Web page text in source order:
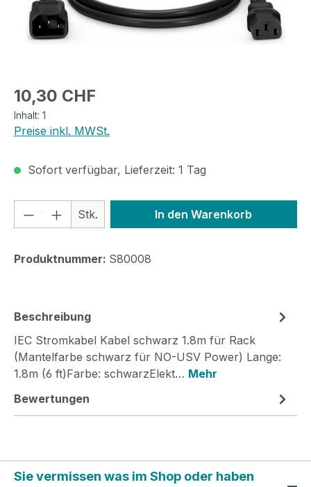
Regulärer Preis:
10,30 CHF
Inhalt: 1
Preise inkl. MWSt.
Sofort verfügbar, Lieferzeit: 1 Tag
Produkt Anzahl: Gib den
Stk. In den Warenkorb
Produktnummer: S80008
Beschreibung
IEC Stromkabel Kabel schwarz 1.8m für Rack
(Mantelfarbe schwarz für NO-USV Power) Lange:
1.8m (6 ft)Farbe: schwarzElekt… Mehr
Bewertungen
Sie vermissen was im Shop oder haben